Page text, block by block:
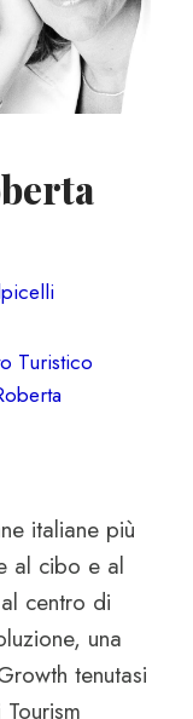
Turistico
italiane più
al cibo e al
centro di
una
tenutasi